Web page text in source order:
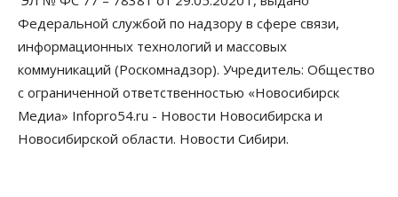
06 Августа 2026, 18:40
Общество
адаптироваться к учебе через культуру
06 Августа 2026, 18:00
Застройщики продавливают компромиссы по
Федеральной службой по надзору в сфере связи,
информационных технологий и массовых
коммуникаций (Роскомнадзор). Учредитель: Общество
с ограниченной ответственностью «Новосибирск
Медиа» Infopro54.ru - Новости Новосибирска и
Новосибирской области. Новости Сибири.